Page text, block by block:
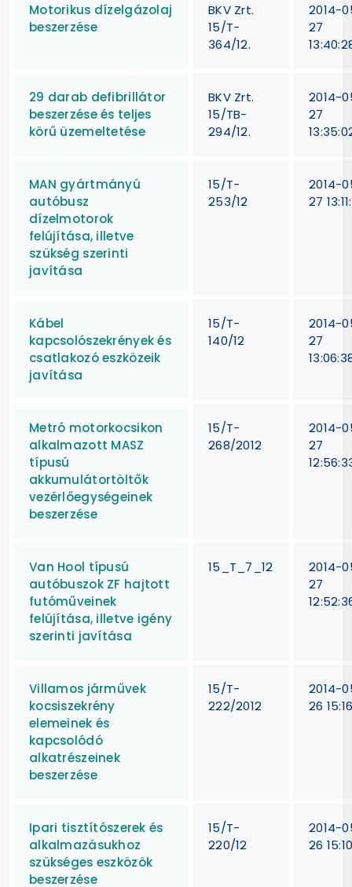
Motorikus dízelgázolaj
beszerzése
BKV Zrt.
15/T-
364/12.
2014-
27
29 darab defibrillátor
beszerzése és teljes
körű üzemeltetése
BKV Zrt.
15/TB-
294/12.
2014-
27
MAN gyártmányú
autóbusz
dízelmotorok
felújítása, illetve
szükség szerinti
javítása
15/T-
253/12
2014-
27
Kábel
kapcsolószekrények és
csatlakozó eszközeik
javítása
15/T-
140/12
2014-
27
Metró motorkocsikon
alkalmazott MASZ
típusú
akkumulátortöltők
vezérlőegységeinek
beszerzése
15/T-
268/2012
2014-
27
Van Hool típusú
autóbuszok ZF hajtott
futóműveinek
felújítása, illetve igény
szerinti javítása
15_T_7_12
2014-
27
Villamos járművek
kocsiszekrény
elemeinek és
kapcsolódó
alkatrészeinek
beszerzése
15/T-
222/2012
2014-
26
Ipari tisztítószerek és
alkalmazásukhoz
szükséges eszközök
beszerzése
15/T-
220/12
2014-
26